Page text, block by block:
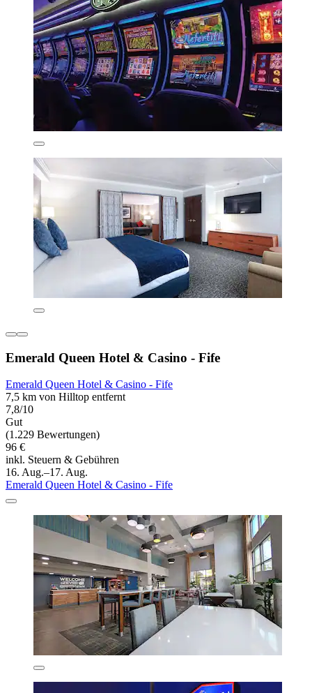
Emerald Queen Hotel & Casino - Fife
Emerald Queen Hotel & Casino - Fife
7,5 km von Hilltop entfernt
7,8/10
Gut
(1.229 Bewertungen)
96 €
inkl. Steuern & Gebühren
16. Aug.–17. Aug.
Emerald Queen Hotel & Casino - Fife